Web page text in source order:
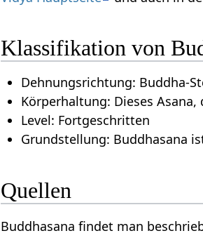
Klassifikation von
Dehnungsrichtung: Buddha-
Körperhaltung: Dieses
Level: Fortgeschritten
Grundstellung: Buddhasana
Quellen
Buddhasana findet man